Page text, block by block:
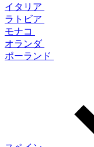
イタリア
ラトビア
モナコ
オランダ
ポーランド